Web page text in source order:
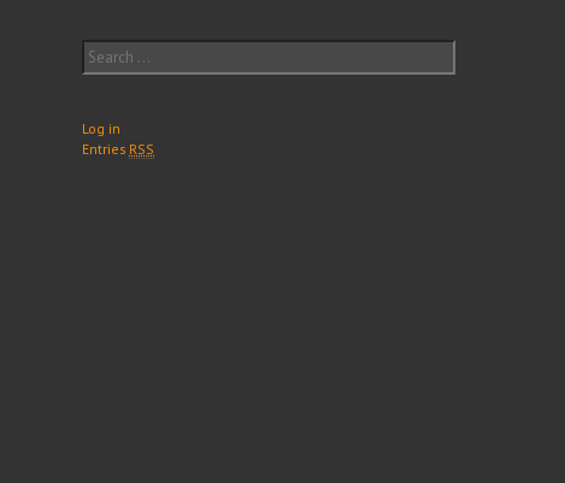
Search
for:
Log in
Entries RSS